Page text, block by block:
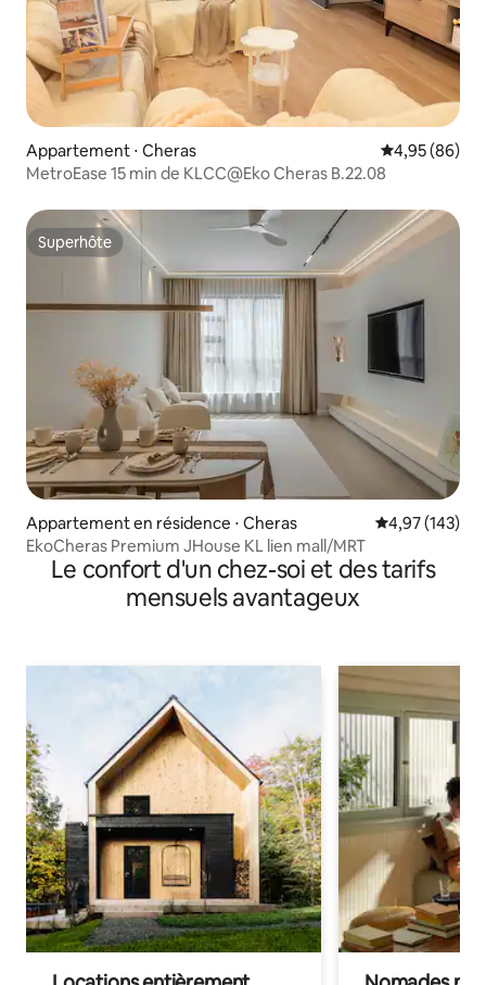
Appartement ⋅ Cheras Évaluation
4,95 (86)
MetroEase 15 min de KLCC@Eko Cheras B.22.08
Superhôte
Superhôte
Appartement en résidence ⋅ Cheras Évaluation
4,97 (143)
EkoCheras Premium JHouse KL lien mall/MRT
Le confort d'un chez-soi et des tarifs
mensuels avantageux